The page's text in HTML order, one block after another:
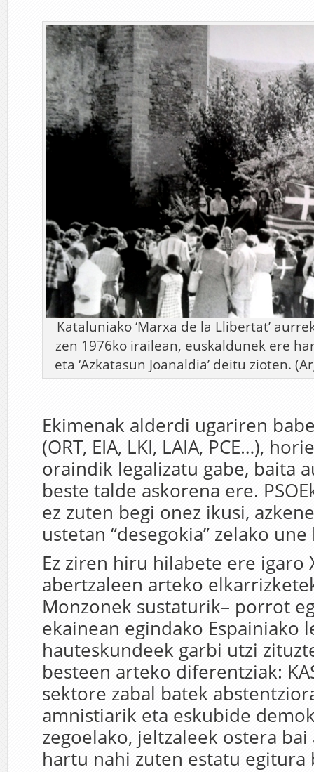
Kataluniako ‘Marxa de la Llibertat’
zen 1976ko irailean, euskaldunek ere
eta ‘Azkatasun Joanaldia’ deitu zioten.
Ekimenak alderdi ugariren
(ORT, EIA, LKI, LAIA, PCE…),
oraindik legalizatu gabe, baita
beste talde askorena ere.
ez zuten begi onez ikusi,
ustetan “desegokia” zelako
Ez ziren hiru hilabete ere igaro
abertzaleen arteko
Monzonek sustaturik– porrot
ekainean egindako Espainiako
hauteskundeek garbi utzi
besteen arteko diferentziak:
sektore zabal batek
amnistiarik eta eskubide
zegoelako, jeltzaleek ostera
hartu nahi zuten estatu egitura